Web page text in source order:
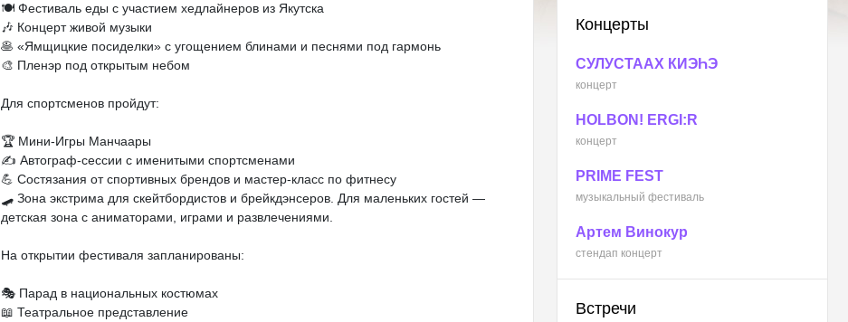
🍽️ Фестиваль еды с участием хедлайнеров из Якутска
🎶 Концерт живой музыки
🥞 «Ямщицкие посиделки» с угощением блинами и песнями под гармонь
🎨 Пленэр под открытым небом
Для спортсменов пройдут:
🏆 Мини-Игры Манчаары
✍️ Автограф-сессии с именитыми спортсменами
💪 Состязания от спортивных брендов и мастер-класс по фитнесу
🛹 Зона экстрима для скейтбордистов и брейкдэнсеров. Для маленьких гостей —
детская зона с аниматорами, играми и развлечениями.
На открытии фестиваля запланированы:
🎭 Парад в национальных костюмах
📖 Театральное представление
Концерты
СУЛУСТААХ КИЭҺЭ
концерт
HOLBON! ERGI:R
концерт
PRIME FEST
музыкальный фестиваль
Артем Винокур
стендап концерт
Встречи